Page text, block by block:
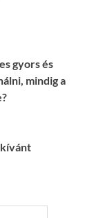
gyors és
mindig a